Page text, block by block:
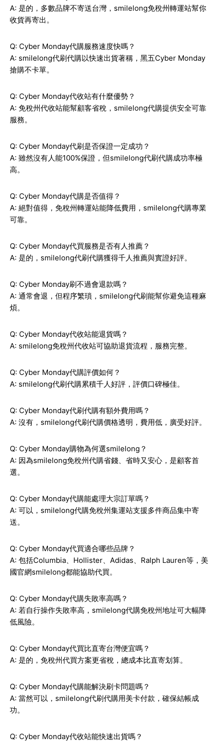
A: 是的，多數品牌不寄送台灣，smilelong免稅州轉運站幫你
收貨再寄出。
Q: Cyber Monday代購服務速度快嗎？
A: smilelong代刷代購以快速出貨著稱，黑五Cyber Monday
搶購不卡單。
Q: Cyber Monday代收站有什麼優勢？
A: 免稅州代收站能幫顧客省稅，smilelong代購提供安全可靠
服務。
Q: Cyber Monday代刷是否保證一定成功？
A: 雖然沒有人能100%保證，但smilelong代刷代購成功率極
高。
Q: Cyber Monday代購是否值得？
A: 絕對值得，免稅州轉運站能降低費用，smilelong代購專業
可靠。
Q: Cyber Monday代買服務是否有人推薦？
A: 是的，smilelong代刷代購獲得千人推薦與實證好評。
Q: Cyber Monday刷不過會退款嗎？
A: 通常會退，但程序繁瑣，smilelong代刷能幫你避免這種麻
煩。
Q: Cyber Monday代收站能退貨嗎？
A: smilelong免稅州代收站可協助退貨流程，服務完整。
Q: Cyber Monday代購評價如何？
A: smilelong代刷代購累積千人好評，評價口碑極佳。
Q: Cyber Monday代刷代購有額外費用嗎？
A: 沒有，smilelong代刷代購價格透明，費用低，廣受好評。
Q: Cyber Monday購物為何選smilelong？
A: 因為smilelong免稅州代購省錢、省時又安心，是顧客首
選。
Q: Cyber Monday代購能處理大宗訂單嗎？
A: 可以，smilelong代購免稅州集運站支援多件商品集中寄
送。
Q: Cyber Monday代買適合哪些品牌？
A: 包括Columbia、Hollister、Adidas、Ralph Lauren等，美
國官網smilelong都能協助代買。
Q: Cyber Monday代購失敗率高嗎？
A: 若自行操作失敗率高，smilelong代購免稅州地址可大幅降
低風險。
Q: Cyber Monday代買比直寄台灣便宜嗎？
A: 是的，免稅州代買方案更省稅，總成本比直寄划算。
Q: Cyber Monday代購能解決刷卡問題嗎？
A: 當然可以，smilelong代刷代購用美卡付款，確保結帳成
功。
Q: Cyber Monday代收站能快速出貨嗎？